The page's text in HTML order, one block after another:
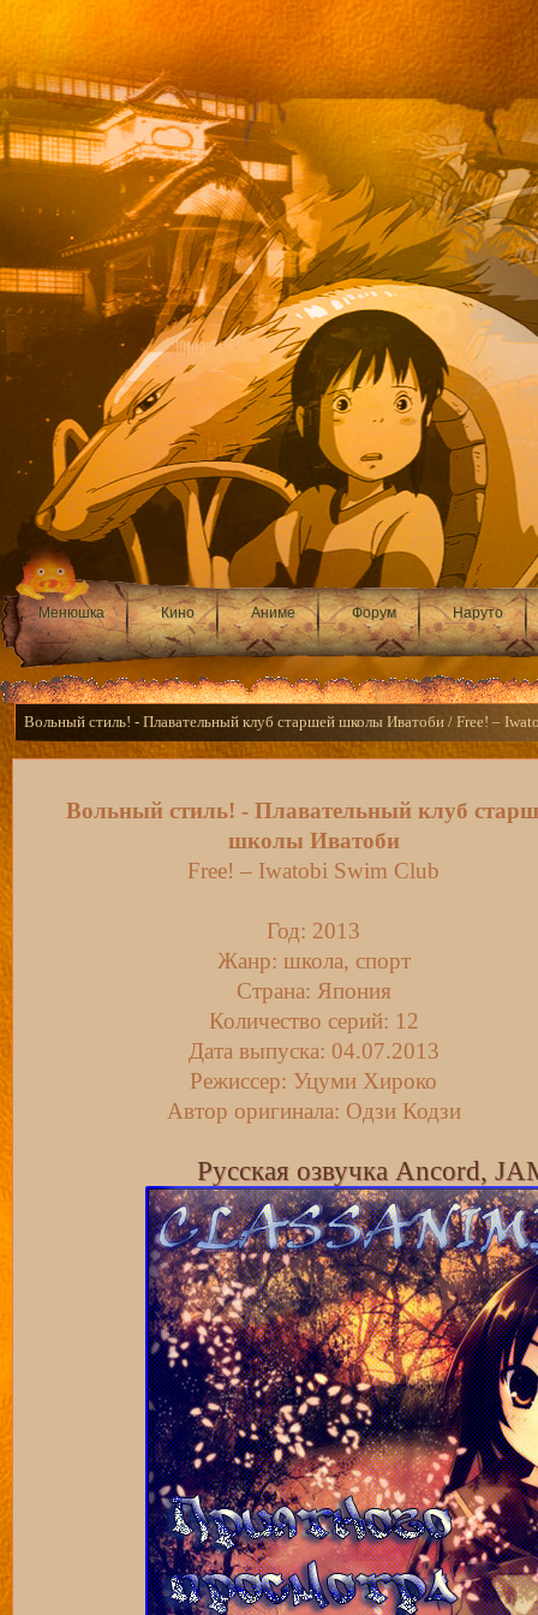
Менюшка Кино Аниме Форум Наруто
Вольный стиль! - Плавательный клуб старшей школы Иватоби / Free! –
Вольный стиль! - Плавательный клуб
школы Иватоби
Free! – Iwatobi Swim Club
Год: 2013
Жанр: школа, спорт
Страна: Япония
Количество серий: 12
Дата выпуска: 04.07.2013
Режиссер: Уцуми Хироко
Автор оригинала: Одзи Кодзи
Русская озвучка Ancord,